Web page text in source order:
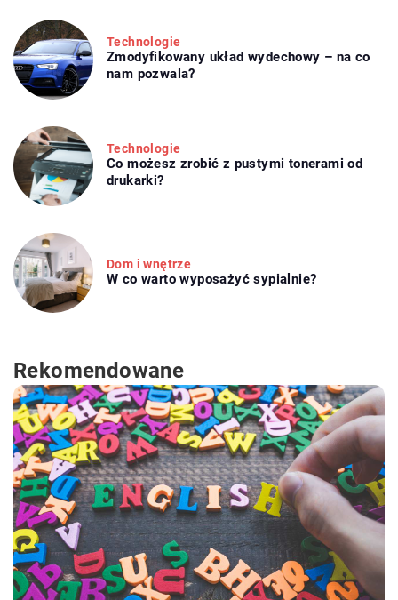
Technologie
Zmodyfikowany układ wydechowy – na co
nam pozwala?
Technologie
Co możesz zrobić z pustymi tonerami od
drukarki?
Dom i wnętrze
W co warto wyposażyć sypialnie?
Rekomendowane